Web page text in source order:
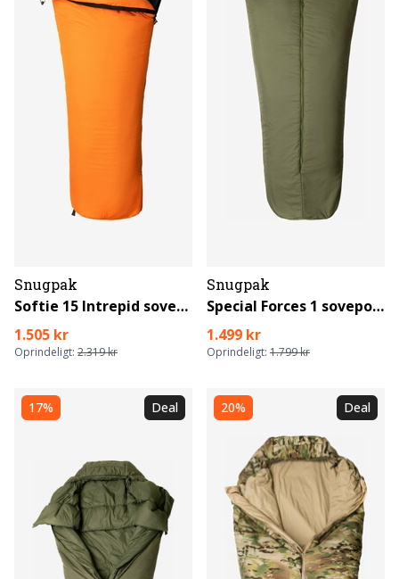
Snugpak
Softie 15 Intrepid sovepose
1.505 kr
Oprindeligt: 2.319 kr
Snugpak
Special Forces 1 sovepose
1.499 kr
Oprindeligt: 1.799 kr
17% Deal 20% Deal